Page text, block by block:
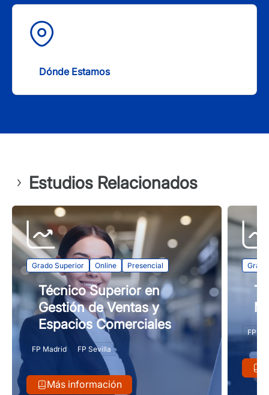
Dónde Estamos
Estudios Relacionados
Grado Superior Online Presencial
Técnico Superior en
Gestión de Ventas y
Espacios Comerciales
FP Madrid FP Sevilla
Más información
FP